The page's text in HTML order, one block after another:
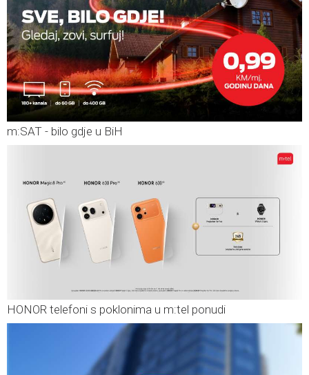
m:SAT - bilo gdje u BiH
HONOR telefoni s poklonima u m:tel ponudi